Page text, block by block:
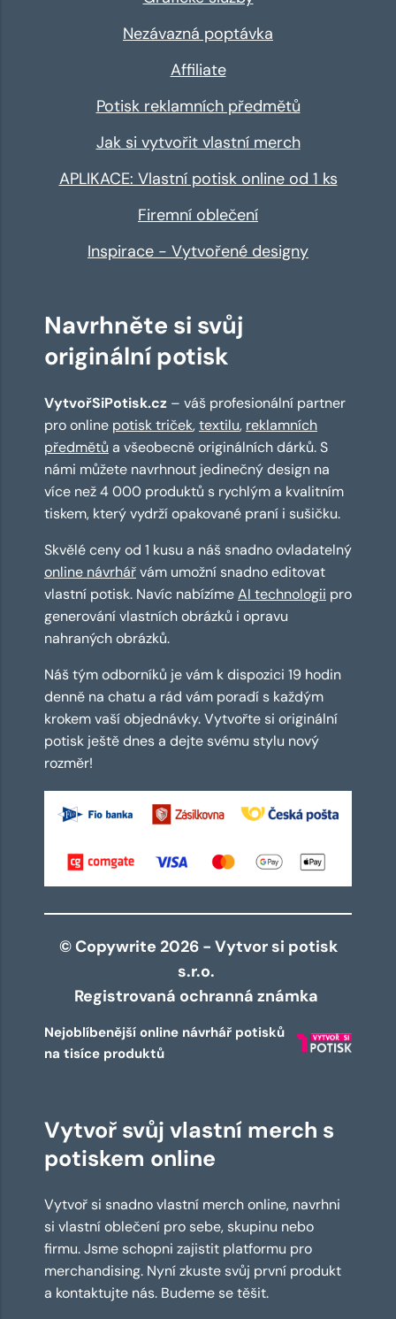
Nezávazná poptávka
Affiliate
Potisk reklamních předmětů
Jak si vytvořit vlastní merch
APLIKACE: Vlastní potisk online od 1 ks
Firemní oblečení
Inspirace - Vytvořené designy
Navrhněte si svůj
originální potisk
VytvořSiPotisk.cz – váš profesionální partner
pro online potisk triček,textilu, reklamních
předmětů a všeobecně originálních dárků. S
námi můžete navrhnout jedinečný design na
více než 4 000 produktů s rychlým a kvalitním
tiskem, který vydrží opakované praní i sušičku.
Skvělé ceny od 1 kusu a náš snadno ovladatelný
online návrhářvám umožní snadno editovat
vlastní potisk. Navíc nabízímeAI technologii pro
generování vlastních obrázků i opravu
nahraných obrázků.
Náš tým odborníků je vám k dispozici 19 hodin
denně na chatu a rád vám poradí s každým
krokem vaší objednávky. Vytvořte si originální
potisk ještě dnes a dejte svému stylu nový
rozměr!
© Copywrite 2026 - Vytvor si potisk
s.r.o.
Registrovaná ochranná známka
Nejoblíbenější online návrhář potisků
na tisíce produktů
Vytvoř svůj vlastní merch s
potiskem online
Vytvoř si snadno vlastní merch online, navrhni
si vlastní oblečení pro sebe, skupinu nebo
firmu. Jsme schopni zajistit platformu pro
merchandising. Nyní zkuste svůj první produkt
a kontaktujte nás. Budeme se těšit.